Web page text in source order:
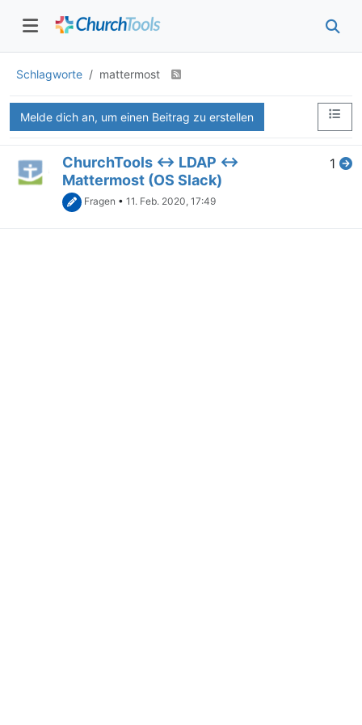
Schlagworte mattermost
Melde dich an, um einen Beitrag zu erstellen
ChurchTools <-> LDAP <->
Mattermost (OS Slack)
Fragen • 11. Feb. 2020, 17:49
1